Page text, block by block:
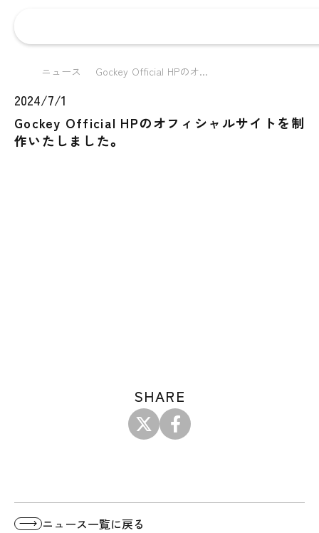
ニュース Gockey Official HPのオ...
2024/7/1
Gockey Official HPのオフィシャルサイトを制
作いたしました。
SHARE
ニュース一覧に戻る